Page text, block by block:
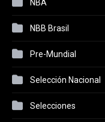
NBA
NBB Brasil
Pre-Mundial
Selección Nacional
Selecciones